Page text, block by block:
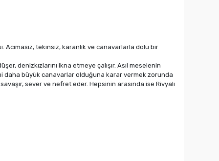
Acımasız, tekinsiz, karanlık ve canavarlarla dolu bir
denizkızlarını ikna etmeye çalışır. Asıl meselenin
daha büyük canavarlar olduğuna karar vermek zorunda
sever ve nefret eder. Hepsinin arasında ise Rivyalı